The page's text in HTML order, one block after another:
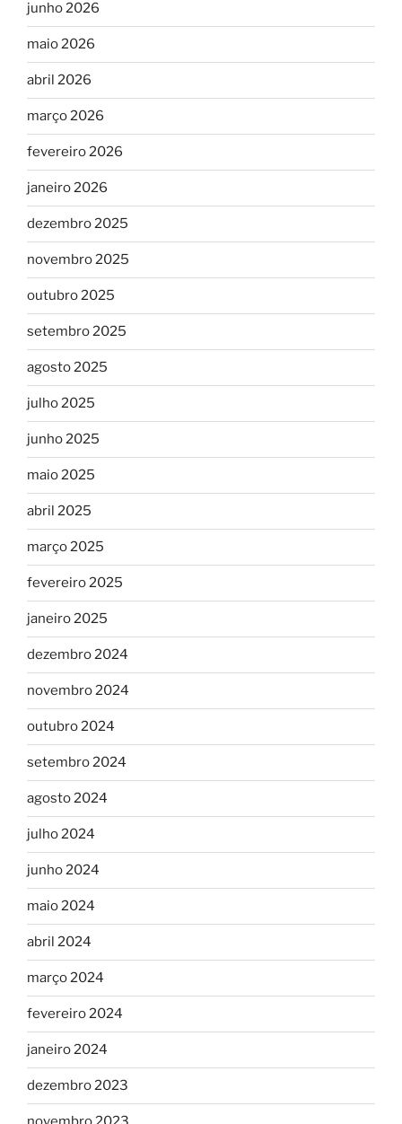
junho 2026
maio 2026
abril 2026
março 2026
fevereiro 2026
janeiro 2026
dezembro 2025
novembro 2025
outubro 2025
setembro 2025
agosto 2025
julho 2025
junho 2025
maio 2025
abril 2025
março 2025
fevereiro 2025
janeiro 2025
dezembro 2024
novembro 2024
outubro 2024
setembro 2024
agosto 2024
julho 2024
junho 2024
maio 2024
abril 2024
março 2024
fevereiro 2024
janeiro 2024
dezembro 2023